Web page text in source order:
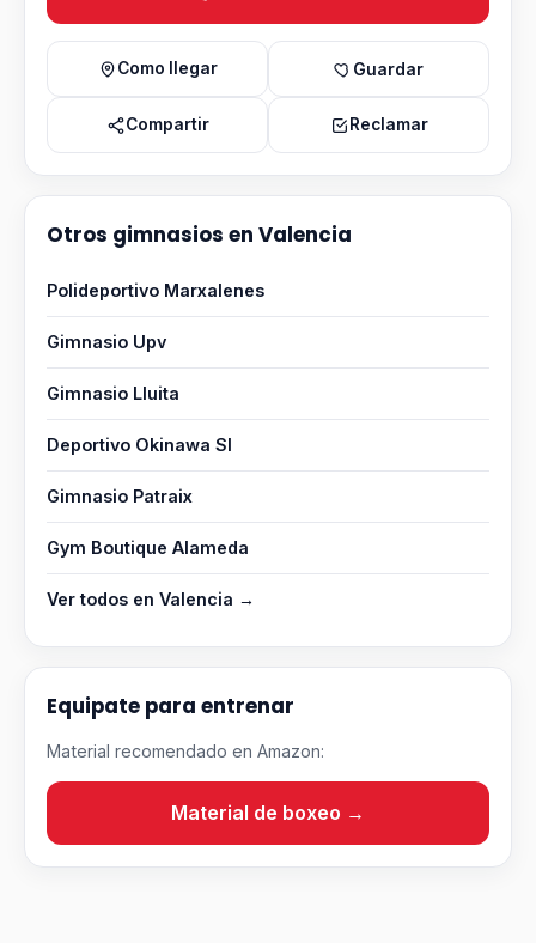
Como llegar Guardar
Compartir Reclamar
Otros gimnasios en Valencia
Polideportivo Marxalenes
Gimnasio Upv
Gimnasio Lluita
Deportivo Okinawa Sl
Gimnasio Patraix
Gym Boutique Alameda
Ver todos en Valencia →
Equipate para entrenar
Material recomendado en Amazon:
Material de boxeo →